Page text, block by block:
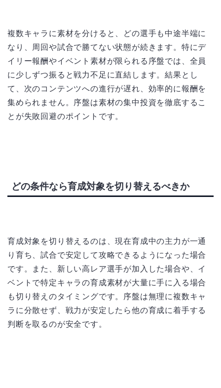
複数キャラに素材を分けると、どの選手も中途半端に
なり、周回や試合で勝てない状態が続きます。特にデ
イリー報酬やイベント素材が限られる序盤では、全員
に少しずつ振ると戦力不足に直結します。結果とし
て、次のコンテンツへの進行が遅れ、効率的に報酬を
集められません。序盤は素材の集中投資を徹底するこ
とが失敗回避のポイントです。
どの条件なら育成対象を切り替えるべきか
育成対象を切り替えるのは、現在育成中の主力が一通
り育ち、試合で安定して攻略できるようになった場合
です。また、新しい高レア選手が加入した場合や、イ
ベントで特定キャラの育成素材が大量に手に入る場合
も切り替えのタイミングです。序盤は無理に複数キャ
ラに分散せず、戦力が安定したら他の育成に着手する
判断を取るのが安全です。